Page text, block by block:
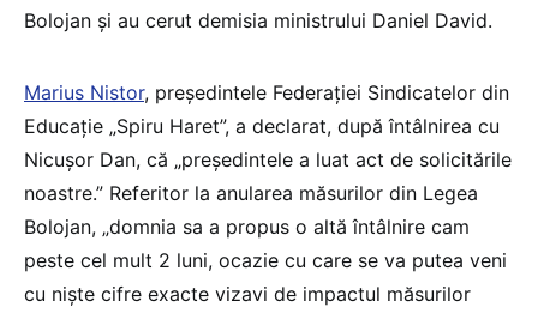
Bolojan și au cerut demisia ministrului Daniel David.
Marius Nistor, președintele Federației Sindicatelor din
Educație „Spiru Haret”, a declarat, după întâlnirea cu
Nicușor Dan, că „președintele a luat act de solicitările
noastre.” Referitor la anularea măsurilor din Legea
Bolojan, „domnia sa a propus o altă întâlnire cam
peste cel mult 2 luni, ocazie cu care se va putea veni
cu niște cifre exacte vizavi de impactul măsurilor